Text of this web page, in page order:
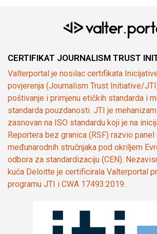
CERTIFIKAT JOURNALISM TRUST
Valterportal je nosilac certifikata
povjerenja (Journalism Trust Initiative/
poštivanje i primjenu etičkih standarda i
standarda pouzdanosti. JTI je
zasnovan na ISO standardu koji je na
Reportera bez granica (RSF) razvio
međunarodnih stručnjaka pod okriljem
odbora za standardizaciju (CEN).
kuća Deloitte je certificirala Valterportal
programu JTI i CWA 17493:2019.